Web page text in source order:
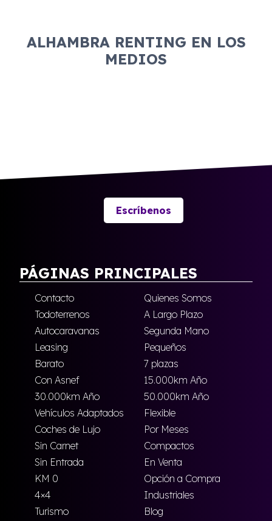
ALHAMBRA RENTING EN LOS
MEDIOS
Escríbenos
PÁGINAS PRINCIPALES
Contacto
Quienes Somos
Todoterrenos
A Largo Plazo
Autocaravanas
Segunda Mano
Leasing
Pequeños
Barato
7 plazas
Con Asnef
15.000km Año
30.000km Año
50.000km Año
Vehículos Adaptados
Flexible
Coches de Lujo
Por Meses
Sin Carnet
Compactos
Sin Entrada
En Venta
KM 0
Opción a Compra
4×4
Industriales
Turismo
Blog